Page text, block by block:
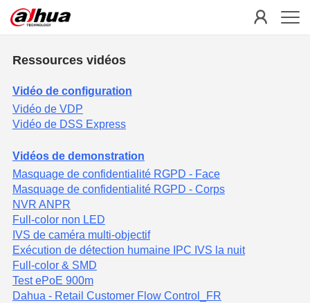
Ressources vidéos
Vidéo de configuration
Vidéo de VDP
Vidéo de DSS Express
Vidéos de demonstration
Masquage de confidentialité RGPD - Face
Masquage de confidentialité RGPD - Corps
NVR ANPR
Full-color non LED
IVS de caméra multi-objectif
Exécution de détection humaine IPC IVS la nuit
Full-color & SMD
Test ePoE 900m
Dahua - Retail Customer Flow Control_FR